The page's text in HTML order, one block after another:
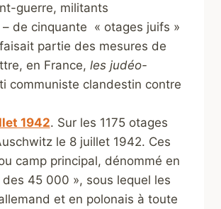
guerre, militants
de cinquante « otages juifs »
partie des mesures de
en France, les judéo-
communiste clandestin contre
1942. Sur les 1175 otages
le 8 juillet 1942. Ces
camp principal, dénommé en
45 000 », sous lequel les
et en polonais à toute